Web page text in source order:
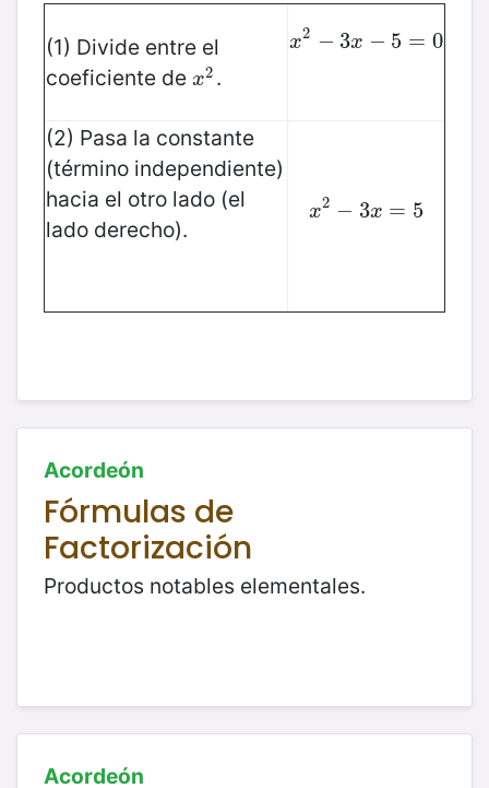
(1) Divide entre el
coeficiente de x2
x2.
x2 − 3x − 5 = 0
x 2−3x −5=0
(2) Pasa la constante
(término independiente)
hacia el otro lado (el
lado derecho).
x2 − 3x = 5
x 2− 3x =5
Acordeón
Fórmulas de
Factorización
Productos notables elementales.
Acordeón